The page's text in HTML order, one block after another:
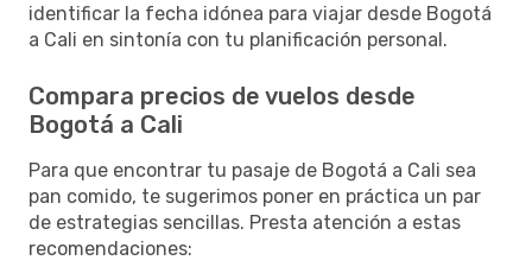
identificar la fecha idónea para viajar desde Bogotá
a Cali en sintonía con tu planificación personal.
Compara precios de vuelos desde
Bogotá a Cali
Para que encontrar tu pasaje de Bogotá a Cali sea
pan comido, te sugerimos poner en práctica un par
de estrategias sencillas. Presta atención a estas
recomendaciones: